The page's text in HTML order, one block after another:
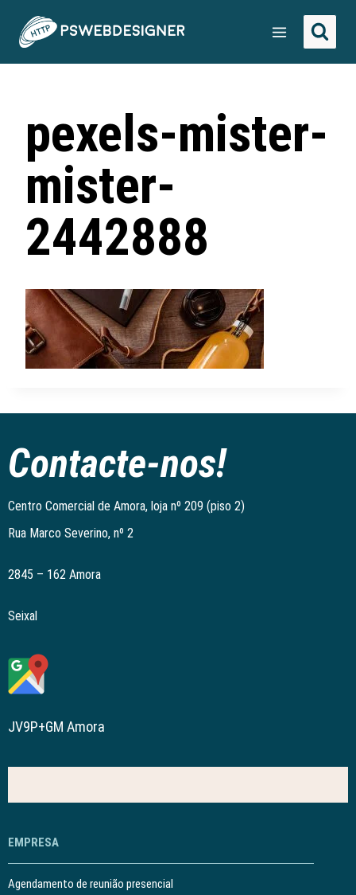
pexels-mister-
mister-
2442888
Contacte-nos!
Centro Comercial de Amora, loja nº 209 (piso 2)
Rua Marco Severino, nº 2
2845 – 162 Amora
Seixal
JV9P+GM Amora
EMPRESA
Agendamento de reunião presencial